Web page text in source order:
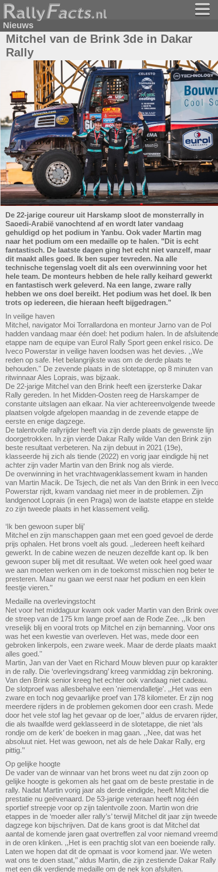
Nieuws
Mitchel van de Brink 3de in Dakar
Rally
De 22-jarige coureur uit Harskamp sloot de monsterrally in
Saoedi-Arabië vanochtend af en wordt later vandaag
gehuldigd op het podium in Yanbu. Ook vader Martin mag
naar het podium om een medaille op te halen. "Dit is echt
fantastisch. De laatste dagen ging het echt niet vanzelf, maar
dit maakt alles goed. Ik ben super tevreden. Na alle
technische tegenslag voelt dit als een overwinning voor het
hele team. De monteurs hebben de hele rally keihard gewerkt
en fantastisch werk geleverd. Na een lange, zware rally
hebben we ons doel bereikt. Het podium was het doel. Ik ben
trots op iedereen, die hieraan heeft bijgedragen.’’
In veilige haven
Mitchel, navigator Moi Torrallardona en monteur Jarno van de Pol
hadden vandaag maar één doel: het podium halen. In de afsluitende
etappe nam de equipe van Eurol Rally Sport geen enkel risico. De
Iveco Powerstar in veilige haven loodsen was het devies. ,,We
reden op safe. Het belangrijkste was om de derde plaats te
behouden.'' De zevende plaats in de slotetappe, op 8 minuten van
ritwinnaar Ales Loprais, was bijzaak.
De 22-jarige Mitchel van den Brink heeft een ijzersterke Dakar
Rally gereden. In het Midden-Oosten reeg de Harskamper de
constante uitslagen aan elkaar. Na vier achtereenvolgende tweede
plaatsen volgde afgelopen maandag in de zevende etappe de
eerste en enige dagzege.
De talentvolle rallyrijder heeft via zijn derde plaats de gewenste lijn
doorgetrokken. In zijn vierde Dakar Rally wilde Van den Brink zijn
beste resultaat verbeteren. Na zijn debuut in 2021 (19e),
klasseerde hij zich als tiende (2022) en vorig jaar eindigde hij net
achter zijn vader Martin van den Brink nog als vierde.
De overwinning in het vrachtwagenklassement kwam in handen
van Martin Macik. De Tsjech, die net als Van den Brink in een Iveco
Powerstar rijdt, kwam vandaag niet meer in de problemen. Zijn
landgenoot Loprais (in een Praga) won de laatste etappe en stelde
zo zijn tweede plaats in het klassement veilig.
‘Ik ben gewoon super blij’
Mitchel en zijn manschappen gaan met een goed gevoel de derde
prijs ophalen. Het brons voelt als goud. ,,Iedereen heeft keihard
gewerkt. In de cabine wezen de neuzen dezelfde kant op. Ik ben
gewoon super blij met dit resultaat. We weten ook heel goed waar
we aan moeten werken om in de toekomst misschien nog beter te
presteren. Maar nu gaan we eerst naar het podium en een klein
feestje vieren.’’
Medaille na overlevingstocht
Net voor het middaguur kwam ook vader Martin van den Brink over
de streep van de 175 km lange proef aan de Rode Zee. ,,Ik ben
vreselijk blij en vooral trots op Mitchel en zijn bemanning. Voor ons
was het een kwestie van overleven. Het was, mede door een
gebroken linkerpols, een zware week. Maar de derde plaats maakt
alles goed.''
Martin, Jan van der Vaet en Richard Mouw bleven puur op karakter
in de rally. Die ‘overlevingsdrang’ kreeg vanmiddag zijn bekroning.
Van den Brink senior kreeg het echter ook vandaag niet cadeau.
De slotproef was allesbehalve een 'niemendalletje'. ,,Het was een
zware en toch nog gevaarlijke proef van 178 kilometer. Er zijn nog
meerdere rijders in de problemen gekomen door een crash. Mede
door het vele stof lag het gevaar op de loer,’’ aldus de ervaren rijder,
die als twaalfde werd geklasseerd in de slotetappe, die niet ‘als
rondje om de kerk’ de boeken in mag gaan. ,,Nee, dat was het
absoluut niet. Het was gewoon, net als de hele Dakar Rally, erg
pittig.’’
Op gelijke hoogte
De vader van de winnaar van het brons weet nu dat zijn zoon op
gelijke hoogte is gekomen als het gaat om de beste prestatie in de
rally. Nadat Martin vorig jaar als derde eindigde, heeft Mitchel die
prestatie nu geëvenaard. De 53-jarige veteraan heeft nog één
sportief streepje voor op zijn talentvolle zoon. Martin won drie
etappes in de ‘moeder aller rally’s’ terwijl Mitchel dit jaar zijn tweede
dagzege kon bijschrijven. Dat de kans groot is dat Mitchel dat
aantal de komende jaren gaat overtreffen zal voor niemand vreemd
in de oren klinken. ,,Het is een prachtig slot van een boeiende rally.
Laten we hopen dat dit de opmaat is voor komend jaar. We weten
wat ons te doen staat,’’ aldus Martin, die zijn zestiende Dakar Rally
met een dik verdiende medaille om de nek kon afsluiten.